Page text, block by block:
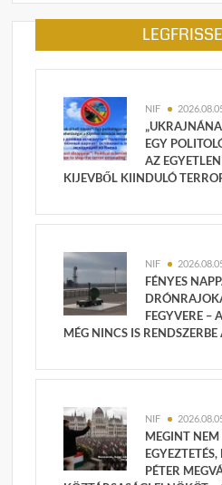
NIF
EGY
AZ
KIJEVBŐL KIINDULÓ
NIF
FÉNYES
FEGYVERE –
MÉG NINCS IS
NIF
MEGINT
PÉTER